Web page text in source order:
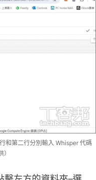
和第二行分別輸入 Whisper 代碼